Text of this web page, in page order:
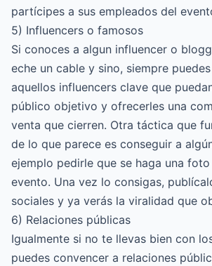
partícipes a sus empleados del
5) Influencers o famosos
Si conoces a algun influencer o
eche un cable y sino, siempre
aquellos influencers clave que
público objetivo y ofrecerles una
venta que cierren. Otra táctica que
de lo que parece es conseguir a
ejemplo pedirle que se haga una
evento. Una vez lo consigas,
sociales y ya verás la viralidad que
6) Relaciones públicas
Igualmente si no te llevas bien con
puedes convencer a relaciones